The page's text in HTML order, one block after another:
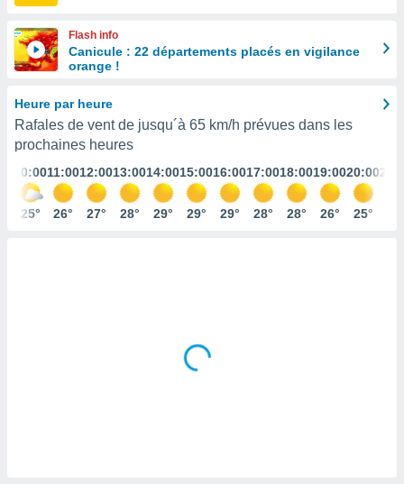
des
ACCEPTER
Flash info
Canicule : 22 départements placés en vigilance
orange !
Heure par heure
Rafales de vent de jusqu´à 65 km/h prévues dans les
prochaines heures
10:00
25°
11:00
26°
12:00
27°
13:00
28°
14:00
29°
15:00
29°
16:00
29°
17:00
28°
18:00
28°
19:00
26°
20:00
25°